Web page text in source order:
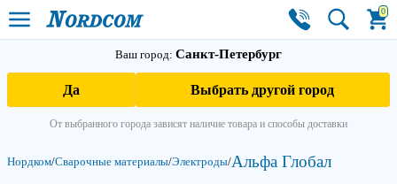
0
Ваш город: Санкт-Петербург
Да Выбрать другой город
От выбранного города зависят наличие товара и способы доставки
Нордком/Сварочные материалы/Электроды/Альфа Глобал